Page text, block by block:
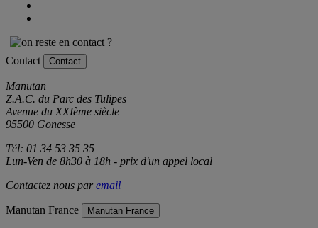
Contact Contact
Manutan
Z.A.C. du Parc des Tulipes
Avenue du XXIème siècle
95500 Gonesse
Tél: 01 34 53 35 35
Lun-Ven de 8h30 à 18h - prix d'un appel local
Contactez nous paremail
Manutan France Manutan France